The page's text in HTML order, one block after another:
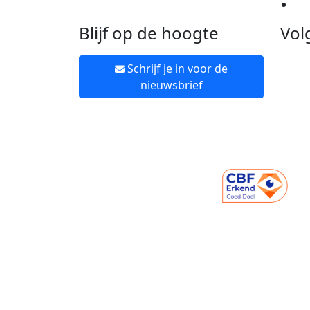
Blijf op de hoogte
Schrijf je in voor de
nieuwsbrief